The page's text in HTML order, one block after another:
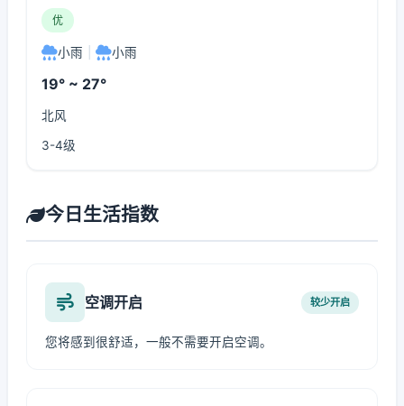
优
小雨 小雨
19° ~ 27°
北风
3-4级
今日生活指数
空调开启 较少开启
您将感到很舒适，一般不需要开启空调。